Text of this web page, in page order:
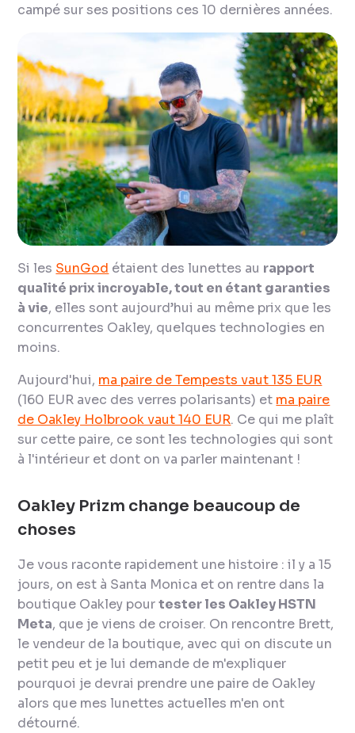
campé sur ses positions ces 10 dernières années.
Si les SunGod étaient des lunettes au rapport
qualité prix incroyable, tout en étant garanties
à vie, elles sont aujourd’hui au même prix que les
concurrentes Oakley, quelques technologies en
moins.
Aujourd'hui, ma paire de Tempests vaut 135 EUR
(160 EUR avec des verres polarisants) et ma paire
de Oakley Holbrook vaut 140 EUR. Ce qui me plaît
sur cette paire, ce sont les technologies qui sont
à l'intérieur et dont on va parler maintenant !
Oakley Prizm change beaucoup de
choses
Je vous raconte rapidement une histoire : il y a 15
jours, on est à Santa Monica et on rentre dans la
boutique Oakley pourtester les Oakley HSTN
Meta, que je viens de croiser. On rencontre Brett,
le vendeur de la boutique, avec qui on discute un
petit peu et je lui demande de m'expliquer
pourquoi je devrai prendre une paire de Oakley
alors que mes lunettes actuelles m'en ont
détourné.